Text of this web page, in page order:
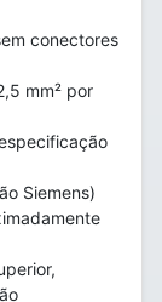
conectores
mm² por
Siemens)